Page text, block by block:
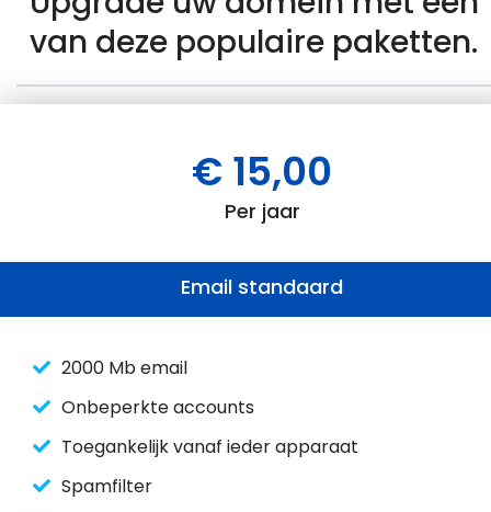
van deze populaire paketten.
€ 15,00
Per jaar
Email standaard
2000 Mb email
Onbeperkte accounts
Toegankelijk vanaf ieder apparaat
Spamfilter